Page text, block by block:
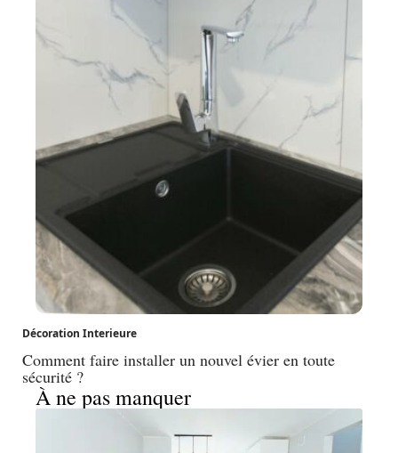
Décoration Interieure
Comment faire installer un nouvel évier en toute
sécurité ?
À ne pas manquer